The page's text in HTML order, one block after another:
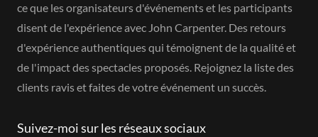
ce que les organisateurs d'événements et les participants
disent de l'expérience avec John Carpenter. Des retours
d'expérience authentiques qui témoignent de la qualité et
de l'impact des spectacles proposés. Rejoignez la liste des
clients ravis et faites de votre événement un succès.
Suivez-moi sur les réseaux sociaux